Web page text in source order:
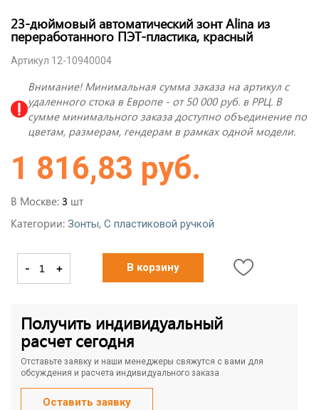
23-дюймовый автоматический зонт Alina из
переработанного ПЭТ-пластика, красный
Артикул 12-10940004
Внимание! Минимальная сумма заказа на артикул с
удаленного стока в Европе - от 50 000 руб. в РРЦ. В
сумме минимального заказа доступно объединение по
цветам, размерам, гендерам в рамках одной модели.
1 816,83 руб.
В Москве: 3 шт
Категории: Зонты, С пластиковой ручкой
- + В корзину
Получить индивидуальный
расчет сегодня
Отставьте заявку и наши менеджеры свяжутся с вами для
обсуждения и расчета индивидуального заказа
Оставить заявку